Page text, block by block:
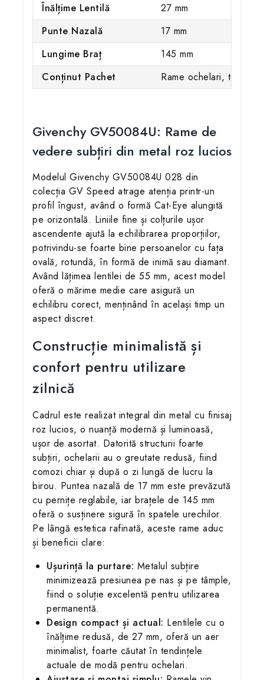
Înălțime Lentilă
27 mm
Punte Nazală
17 mm
Lungime Braț
145 mm
Conținut Pachet
Rame ochelari, toc
Givenchy GV50084U: Rame de
vedere subțiri din metal roz lucios
Modelul Givenchy GV50084U 028 din
colecția GV Speed atrage atenția printr-un
profil îngust, având o formă Cat-Eye alungită
pe orizontală. Liniile fine și colțurile ușor
ascendente ajută la echilibrarea proporțiilor,
potrivindu-se foarte bine persoanelor cu fața
ovală, rotundă, în formă de inimă sau diamant.
Având lățimea lentilei de 55 mm, acest model
oferă o mărime medie care asigură un
echilibru corect, menținând în același timp un
aspect discret.
Construcție minimalistă și
confort pentru utilizare
zilnică
Cadrul este realizat integral din metal cu finisaj
roz lucios, o nuanță modernă și luminoasă,
ușor de asortat. Datorită structurii foarte
subțiri, ochelarii au o greutate redusă, fiind
comozi chiar și după o zi lungă de lucru la
birou. Puntea nazală de 17 mm este prevăzută
cu pernițe reglabile, iar brațele de 145 mm
oferă o susținere sigură în spatele urechilor.
Pe lângă estetica rafinată, aceste rame aduc
și beneficii clare:
Ușurință la purtare: Metalul subțire
minimizează presiunea pe nas și pe tâmple,
fiind o soluție excelentă pentru utilizarea
permanentă.
Design compact și actual: Lentilele cu o
înălțime redusă, de 27 mm, oferă un aer
minimalist, foarte căutat în tendințele
actuale de modă pentru ochelari.